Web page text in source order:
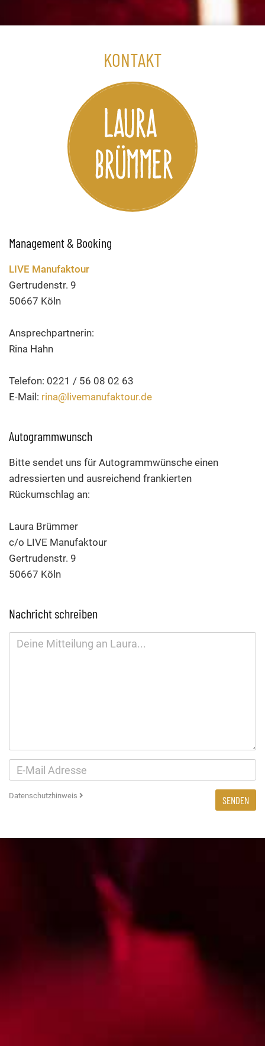
KONTAKT
Management & Booking
LIVE Manufaktour
Gertrudenstr. 9
50667 Köln
Ansprechpartnerin:
Rina Hahn
Telefon: 0221 / 56 08 02 63
E-Mail: rina@livemanufaktour.de
Autogrammwunsch
Bitte sendet uns für Autogrammwünsche einen
adressierten und ausreichend frankierten
Rückumschlag an:
Laura Brümmer
c/o LIVE Manufaktour
Gertrudenstr. 9
50667 Köln
Nachricht schreiben
Datenschutzhinweis SENDEN